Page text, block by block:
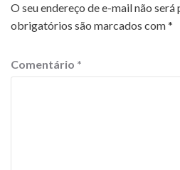
O seu endereço de e-mail não
obrigatórios são marcados com*
Comentário *